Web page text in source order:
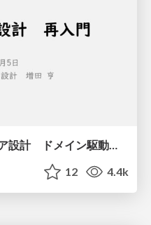
12 4.4k